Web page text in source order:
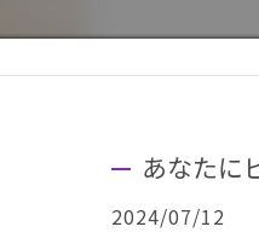
あなたに
2024/07/12